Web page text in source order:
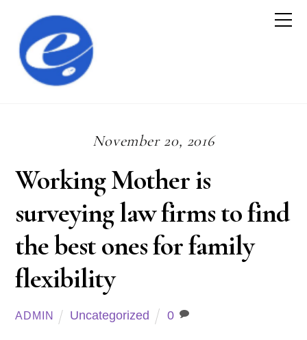
November 20, 2016
Working Mother is
surveying law firms to find
the best ones for family
flexibility
ADMIN Uncategorized 0